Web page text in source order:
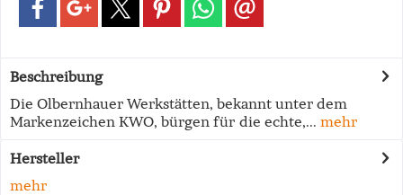
Beschreibung
Die Olbernhauer Werkstätten, bekannt unter dem
Markenzeichen KWO, bürgen für die echte,... mehr
Hersteller
mehr